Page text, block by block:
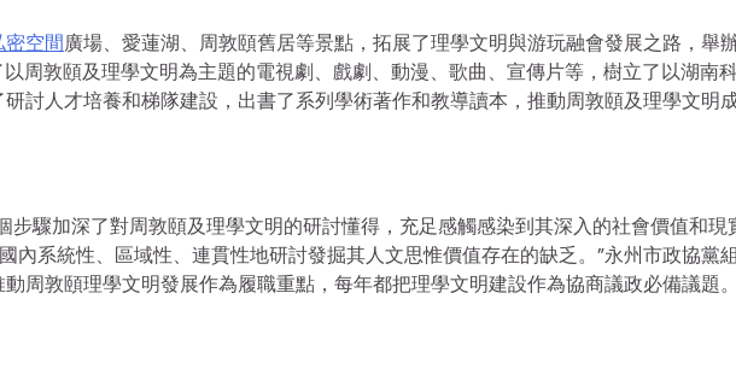
密空間廣場、愛蓮湖、周敦頤舊居等景點，拓展了理學文明與游玩融會發展之路，舉
周敦頤及理學文明為主題的電視劇、戲劇、動漫、歌曲、宣傳片等，樹立了以湖南
討人才培養和梯隊建設，出書了系列學術著作和教導讀本，推動周敦頤及理學文明
步驟加深了對周敦頤及理學文明的研討懂得，充足感觸感染到其深入的社會價值和現
內系統性、區域性、連貫性地研討發掘其人文思惟價值存在的缺乏。”永州市政協黨
周敦頤理學文明發展作為履職重點，每年都把理學文明建設作為協商議政必備議題。